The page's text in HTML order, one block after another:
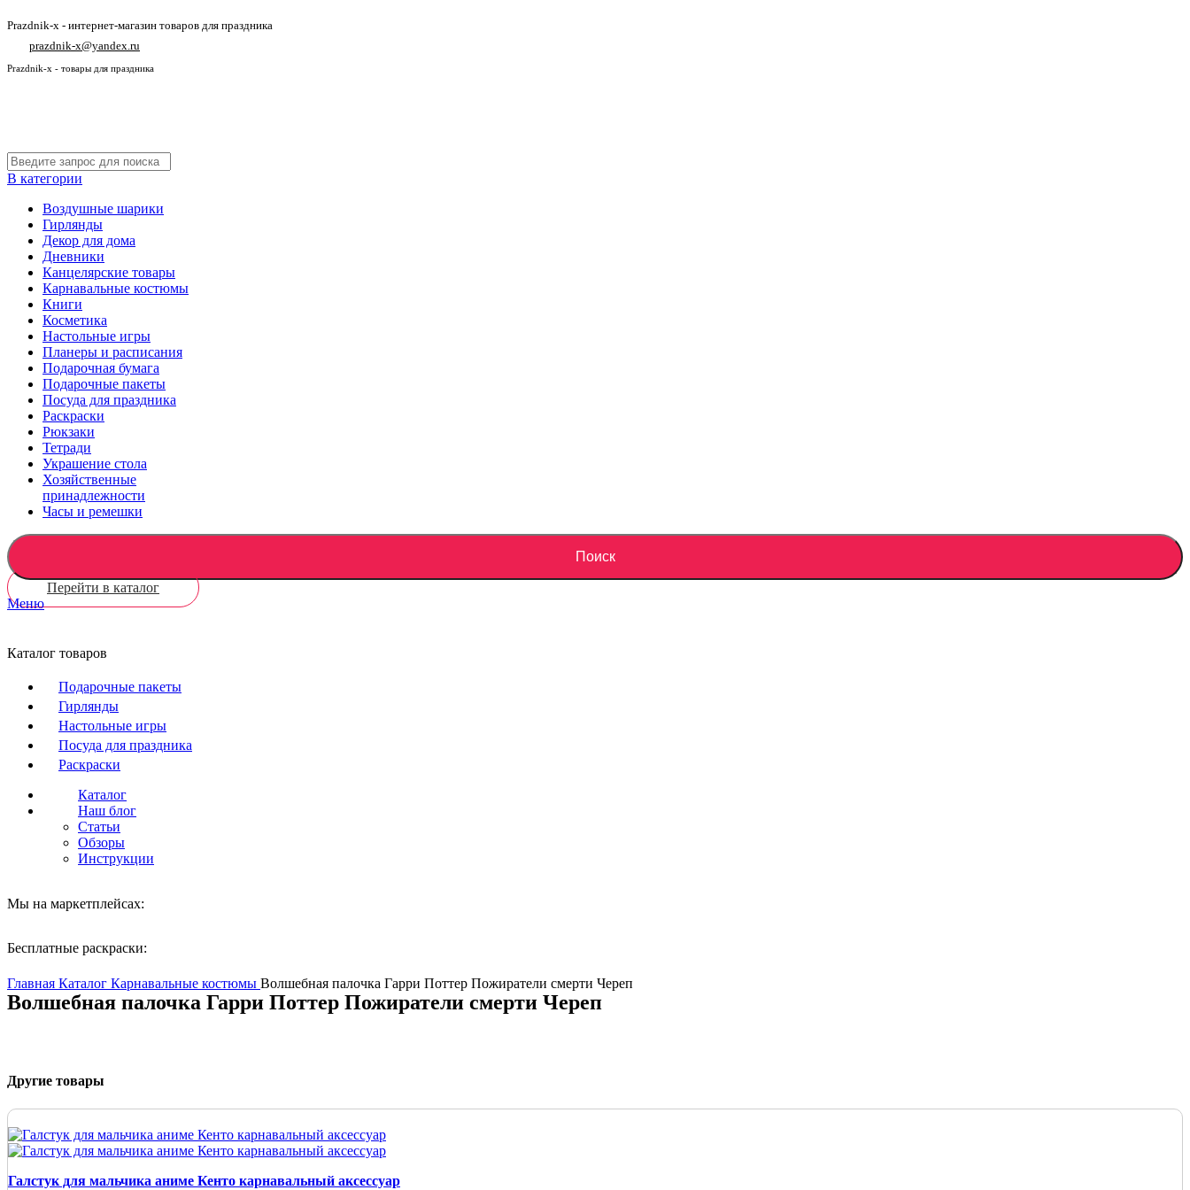
Prazdnik-x - интернет-магазин товаров для праздника
prazdnik-x@yandex.ru
Prazdnik-x - товары для праздника
В категории
Воздушные шарики
Гирлянды
Декор для дома
Дневники
Канцелярские товары
Карнавальные костюмы
Книги
Косметика
Настольные игры
Планеры и расписания
Подарочная бумага
Подарочные пакеты
Посуда для праздника
Раскраски
Рюкзаки
Тетради
Украшение стола
Хозяйственные
принадлежности
Часы и ремешки
Поиск
Перейти в каталог
Меню
Каталог товаров
Подарочные пакеты
Гирлянды
Настольные игры
Посуда для праздника
Раскраски
Каталог
Наш блог
Статьи
Обзоры
Инструкции
Мы на маркетплейсах:
Бесплатные раскраски:
Главная Каталог Карнавальные костюмы Волшебная палочка Гарри Поттер Пожиратели смерти Череп
Волшебная палочка Гарри Поттер Пожиратели смерти Череп
Другие товары
Галстук для мальчика аниме Кенто карнавальный аксессуар